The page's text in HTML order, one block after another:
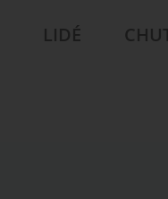
LIDÉ